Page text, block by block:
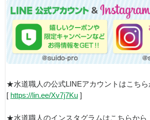
★水道職人の公式LINEアカウントはこちら
[ https://lin.ee/Xv7j7Ku ]
★水道職人のインスタグラムはこちらから